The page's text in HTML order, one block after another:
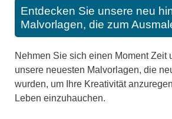
Entdecken Sie unsere neu
Malvorlagen, die zum
Nehmen Sie sich einen Moment Zeit
unsere neuesten Malvorlagen, die
wurden, um Ihre Kreativität
Leben einzuhauchen.